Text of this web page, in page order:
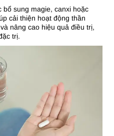
bổ sung magie, canxi hoặc
cải thiện hoạt động thần
nâng cao hiệu quả điều trị,
trị.